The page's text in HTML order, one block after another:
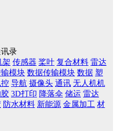
录
架 传感器 桨叶 复合材料 雷达
模块 数据传输模块 数据 塑
导航 摄像头 通讯 无人机机
3D打印 降落伞 储运 雷达
防水材料 新能源 金属加工 材